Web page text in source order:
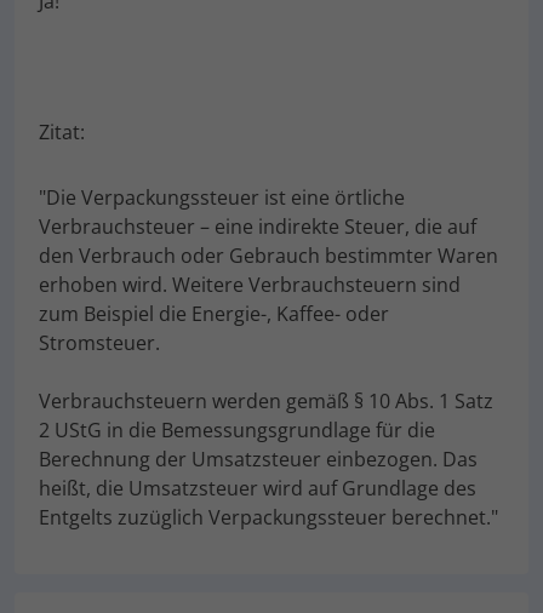
Zitat:
"Die Verpackungssteuer ist eine örtliche
Verbrauchsteuer – eine indirekte Steuer, die auf
den Verbrauch oder Gebrauch bestimmter Waren
erhoben wird. Weitere Verbrauchsteuern sind
zum Beispiel die Energie-, Kaffee- oder
Stromsteuer.
Verbrauchsteuern werden gemäß § 10 Abs. 1 Satz
2 UStG in die Bemessungsgrundlage für die
Berechnung der Umsatzsteuer einbezogen. Das
heißt, die Umsatzsteuer wird auf Grundlage des
Entgelts zuzüglich Verpackungssteuer berechnet."